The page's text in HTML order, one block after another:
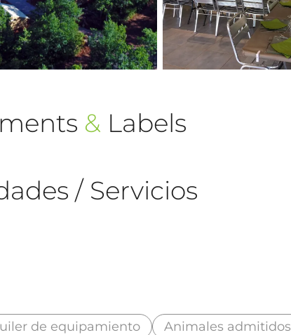
& Labels
/ Servicios
de equipamiento
Animales admitidos